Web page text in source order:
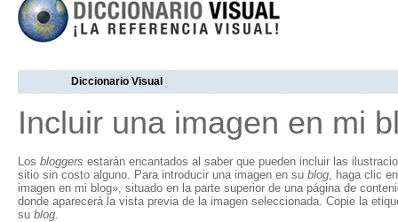
Diccionario Visual
Incluir una imagen en mi
Los bloggers estarán encantados al saber que pueden incluir las
sitio sin costo alguno. Para introducir una imagen en su blog, haga clic
imagen en mi blog», situado en la parte superior de una página de
donde aparecerá la vista previa de la imagen seleccionada. Copie la
su blog.